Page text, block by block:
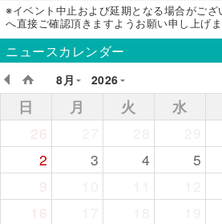
※イベント中止および延期となる場合がご
へ直接ご確認頂きますようお願い申し上げま
ニュースカレンダー
8月
2026
日 月 火 水
26
2
3 4 5
9
16